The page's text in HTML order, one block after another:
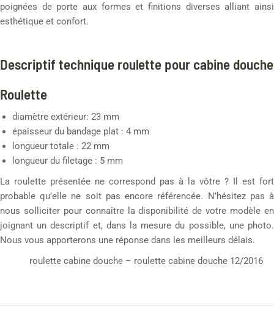
poignées de porte aux formes et finitions diverses alliant ainsi
esthétique et confort.
Descriptif technique roulette pour cabine douche
Roulette
diamètre extérieur: 23 mm
épaisseur du bandage plat : 4 mm
longueur totale : 22 mm
longueur du filetage : 5 mm
La roulette présentée ne correspond pas à la vôtre ? Il est fort
probable qu’elle ne soit pas encore référencée. N’hésitez pas à
nous solliciter pour connaître la disponibilité de votre modèle en
joignant un descriptif et, dans la mesure du possible, une photo.
Nous vous apporterons une réponse dans les meilleurs délais.
roulette cabine douche – roulette cabine douche 12/2016